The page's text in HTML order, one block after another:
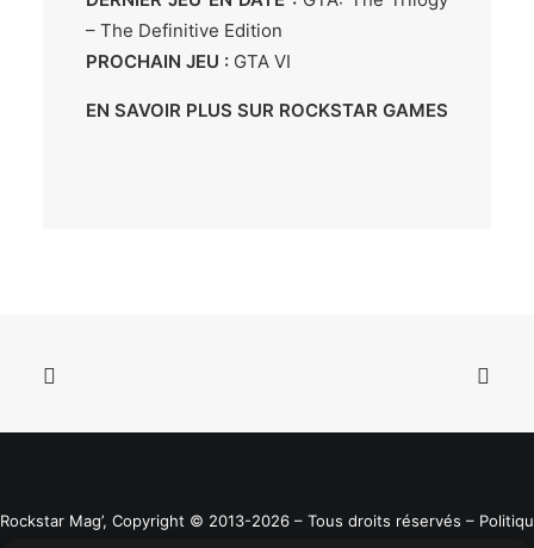
– The Definitive Edition
PROCHAIN JEU : GTA VI
EN SAVOIR PLUS SUR ROCKSTAR GAMES
Rockstar Mag’, Copyright © 2013-2026 – Tous droits réservés –